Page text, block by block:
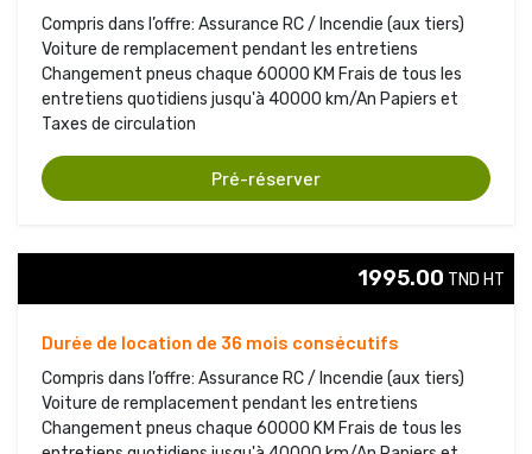
Compris dans l’offre: Assurance RC / Incendie (aux tiers)
Voiture de remplacement pendant les entretiens
Changement pneus chaque 60000 KM Frais de tous les
entretiens quotidiens jusqu'à 40000 km/An Papiers et
Taxes de circulation
Pré-réserver
1995.00 TND HT
Durée de location de 36 mois consécutifs
Compris dans l’offre: Assurance RC / Incendie (aux tiers)
Voiture de remplacement pendant les entretiens
Changement pneus chaque 60000 KM Frais de tous les